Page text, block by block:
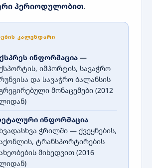
პერიოდულობით.
ᲙᲐᲚᲔᲜᲓᲐᲠᲘ
ინფორმაცია —
იმპორტის, სავაჭრო
და სავაჭრო ბალანსის
მონაცემები (2012
ინფორმაცია
ჭრილში — ქვეყნების,
ტრანსპორტირების
მიხედვით (2016